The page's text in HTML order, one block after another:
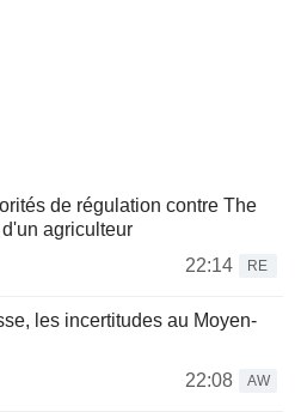
de régulation contre The
agriculteur
22:14
RE
les incertitudes au Moyen-
22:08
AW